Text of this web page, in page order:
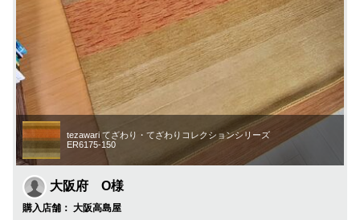
tezawari てざわり・てざわりコレクションシリーズ
ER6175-150
大阪府 O様
購入店舗： 大阪高島屋